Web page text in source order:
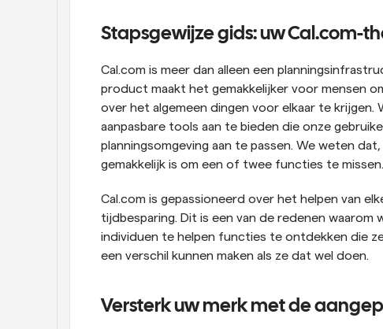
Stapsgewijze gids: uw Cal.com-
Cal.com is meer dan alleen een
product maakt het gemakkelijker voor mensen
over het algemeen dingen voor elkaar te
aanpasbare tools aan te bieden die onze
planningsomgeving aan te passen. We weten
gemakkelijk is om een of twee functies te missen.
Cal.com is gepassioneerd over het helpen van
tijdbesparing. Dit is een van de redenen waarom
individuen te helpen functies te ontdekken die
een verschil kunnen maken als ze dat wel doen.
Versterk uw merk met de